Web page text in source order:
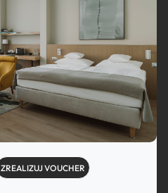
ZREALIZUJ VOUCHER